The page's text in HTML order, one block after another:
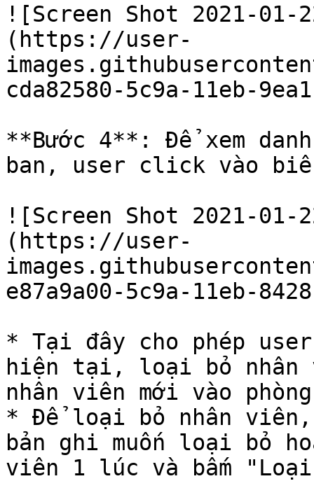
![Screen Shot 2021-
(https://user-
cda82580-5c9a-11eb-
**Bước 4**: Để xem
ban, user click vào
![Screen Shot 2021-
(https://user-
e87a9a00-5c9a-11eb-
* Tại đây cho phép
hiện tại, loại bỏ nhân
nhân viên mới vào
* Để loại bỏ nhân
bản ghi muốn loại bỏ
viên 1 lúc và bấm